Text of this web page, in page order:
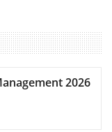
2026